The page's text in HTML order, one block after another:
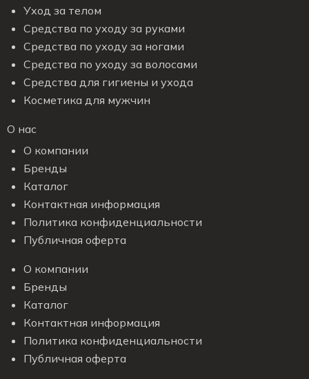
Уход за телом
Средства по уходу за руками
Средства по уходу за ногами
Средства по уходу за волосами
Средства для гигиены и ухода
Косметика для мужчин
О нас
О компании
Бренды
Каталог
Контактная информация
Политика конфиденциальности
Публичная оферта
О компании
Бренды
Каталог
Контактная информация
Политика конфиденциальности
Публичная оферта